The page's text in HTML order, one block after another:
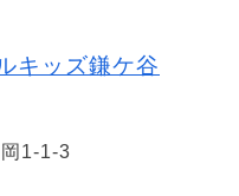
キッズ鎌ケ谷
1-1-3